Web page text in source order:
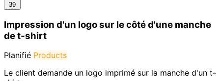
39
Impression d'un logo sur le côté d'une manche
de t-shirt
Planifié Products
Le client demande un logo imprimé sur la manche d'un t-